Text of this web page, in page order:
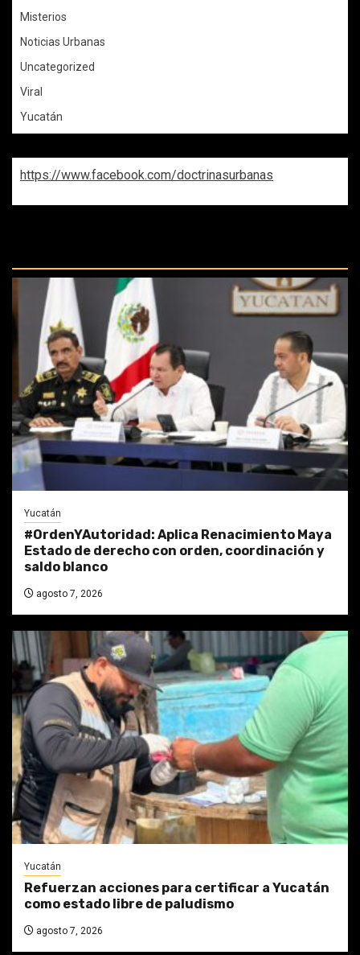
Misterios
Noticias Urbanas
Uncategorized
Viral
Yucatán
https://www.facebook.com/doctrinasurbanas
Yucatán
#OrdenYAutoridad: Aplica Renacimiento Maya
Estado de derecho con orden, coordinación y
saldo blanco
agosto 7, 2026
Yucatán
Refuerzan acciones para certificar a Yucatán
como estado libre de paludismo
agosto 7, 2026